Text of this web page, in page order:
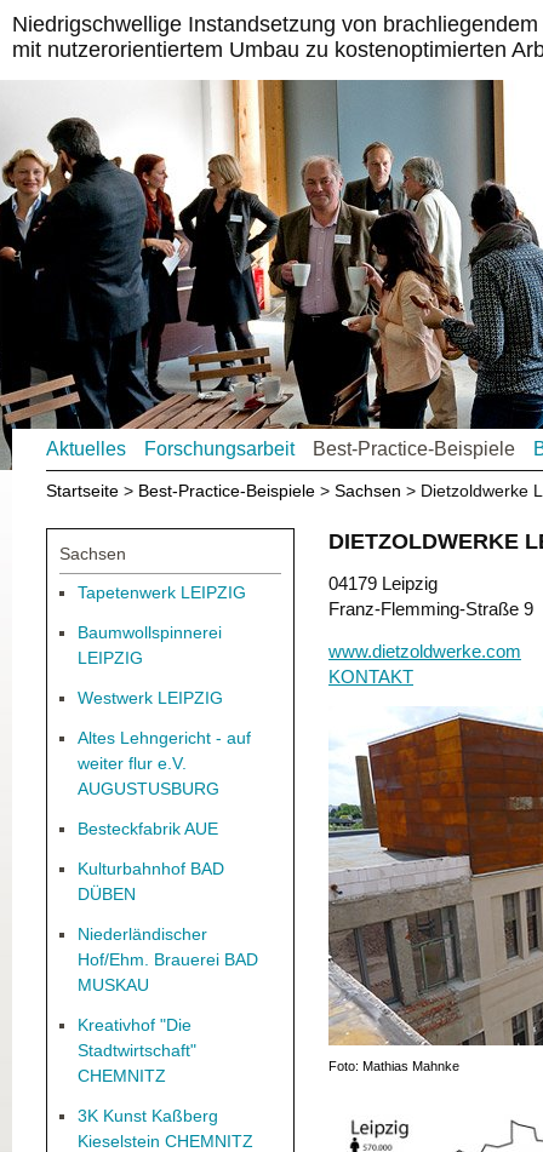
Niedrigschwellige Instandsetzung von
mit nutzerorientiertem Umbau zu kostenoptimierten
Aktuelles Forschungsarbeit Best-Practice-Beispiele
Startseite Best-Practice-Beispiele Sachsen Dietzoldwerke
Sachsen
Tapetenwerk LEIPZIG
Baumwollspinnerei
LEIPZIG
Westwerk LEIPZIG
Altes Lehngericht - auf
weiter flur e.V.
AUGUSTUSBURG
Besteckfabrik AUE
Kulturbahnhof BAD
DÜBEN
Niederländischer
Hof/Ehm. Brauerei BAD
MUSKAU
Kreativhof "Die
Stadtwirtschaft"
CHEMNITZ
3K Kunst Kaßberg
Kieselstein CHEMNITZ
DIETZOLDWERKE
04179 Leipzig
Franz-Flemming-Straße 9
www.dietzoldwerke.com
KONTAKT
Foto: Mathias Mahnke